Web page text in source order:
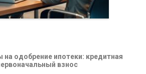
одобрение ипотеки: кредитная
взнос